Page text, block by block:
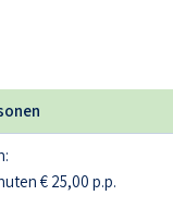
€ 25,00 p.p.